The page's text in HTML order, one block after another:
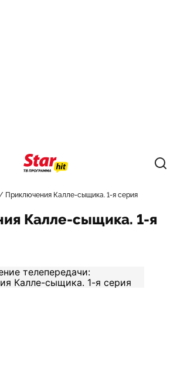
Приключения Калле-сыщика. 1-я серия
Калле-сыщика. 1-я